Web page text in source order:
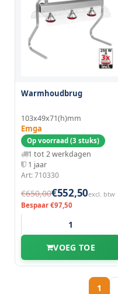
Warmhoudbrug
103x49x71(h)mm
Emga
Op voorraad (3 stuks)
1 tot 2 werkdagen
1 jaar
Art: 710330
€650,00€552,50excl. btw
Bespaar €97,50
VOEG TOE
1